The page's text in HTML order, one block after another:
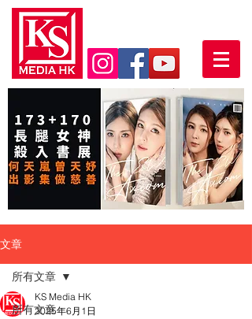
文章
所有文章
所有文章
KS Media HK
2025年6月1日